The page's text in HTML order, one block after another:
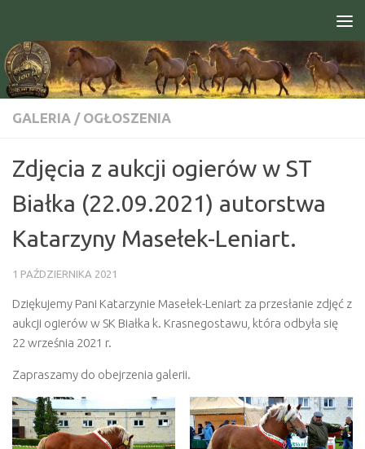
Open toolbar
GALERIA / OGŁOSZENIA
Zdjęcia z aukcji ogierów w ST
Białka (22.09.2021) autorstwa
Katarzyny Masełek-Leniart.
1 PAŹDZIERNIKA 2021
Dziękujemy Pani Katarzynie Masełek-Leniart za przesłanie zdjęć z
aukcji ogierów w SK Białka k. Krasnegostawu, która odbyła się
22 września 2021 r.
Zapraszamy do obejrzenia galerii.